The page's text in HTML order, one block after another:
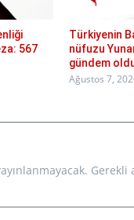
567
Türkiyenin
nüfuzu
gündem
Ağustos 7,
Gerekli